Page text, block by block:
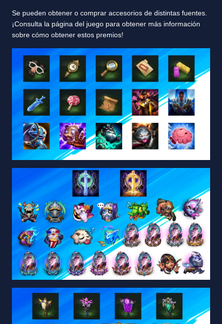
Se pueden obtener o comprar accesorios de distintas fuentes.
¡Consulta la página del juego para obtener más información
sobre cómo obtener estos premios!